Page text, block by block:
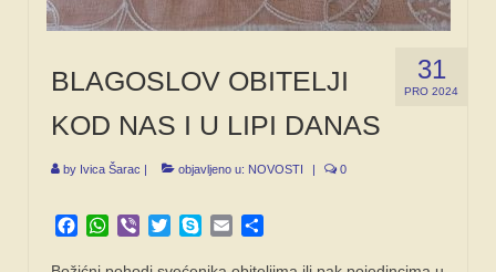
31
PRO 2024
BLAGOSLOV OBITELJI
KOD NAS I U LIPI DANAS
by Ivica Šarac objavljeno u: NOVOSTI 0
Facebook
WhatsApp
Viber TwitterSkypeEmail